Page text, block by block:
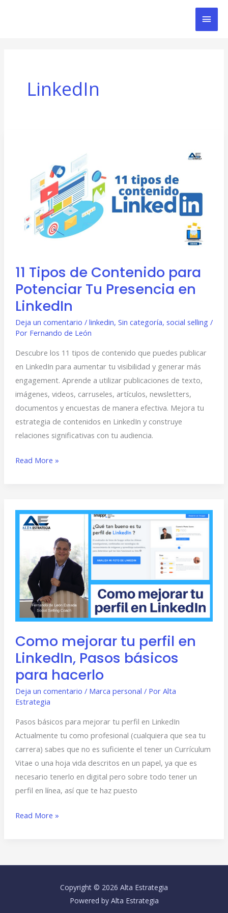
LinkedIn
11 Tipos de Contenido para
Potenciar Tu Presencia en
LinkedIn
Deja un comentario / linkedin, Sin categoría, social selling /
Por Fernando de León
Descubre los 11 tipos de contenido que puedes publicar
en LinkedIn para aumentar tu visibilidad y generar más
engagement. Aprende a utilizar publicaciones de texto,
imágenes, videos, carruseles, artículos, newsletters,
documentos y encuestas de manera efectiva. Mejora tu
estrategia de contenidos en LinkedIn y construye
relaciones significativas con tu audiencia.
Contenido
Potenciar
LinkedIn
Read More »
Como mejorar tu perfil en
LinkedIn, Pasos básicos
para hacerlo
Deja un comentario / Marca personal / Por Alta
Estrategia
Pasos básicos para mejorar tu perfil en LinkedIn
Actualmente tu como profesional (cualquiera que sea tu
carrera) sabes que no es suficiente el tener un Currículum
Vitae o una hoja vida descritos en un papel, ya que es
necesario tenerlo en digital pero sobre todo tener un
perfil en línea, así que te haz puesto
Como
mejorar
perfil
en
LinkedIn,
Pasos
básicos
hacerlo
Read More »
Copyright © 2026 Alta Estrategia
Powered by Alta Estrategia